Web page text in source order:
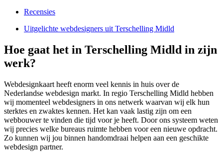
Recensies
Uitgelichte webdesigners uit Terschelling Midld
Hoe gaat het in Terschelling Midld in zijn
werk?
Webdesignkaart heeft enorm veel kennis in huis over de
Nederlandse webdesign markt. In regio Terschelling Midld hebben
wij momenteel webdesigners in ons netwerk waarvan wij elk hun
sterktes en zwaktes kennen. Het kan vaak lastig zijn om een
webbouwer te vinden die tijd voor je heeft. Door ons systeem weten
wij precies welke bureaus ruimte hebben voor een nieuwe opdracht.
Zo kunnen wij jou binnen handomdraai helpen aan een geschikte
webdesign partner.